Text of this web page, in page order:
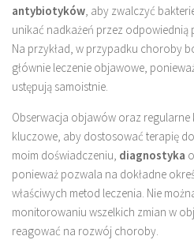
antybiotyków , aby zwalczyć
unikać nadkażeń przez odpowiednią
Na przykład, w przypadku choroby
głównie leczenie objawowe,
ustępują samoistnie.
Obserwacja objawów oraz regularne
kluczowe, aby dostosować terapię
moim doświadczeniu, diagnostyka
ponieważ pozwala na dokładne
właściwych metod leczenia. Nie
monitorowaniu wszelkich zmian w
reagować na rozwój choroby.